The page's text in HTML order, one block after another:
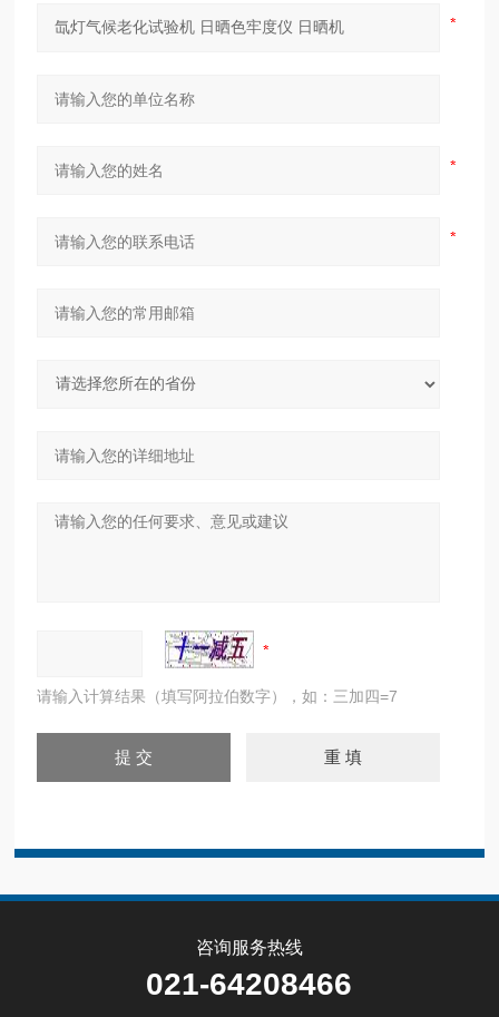
请输入计算结果（填写阿拉伯数字），如：三加四=7
咨询服务热线
021-64208466